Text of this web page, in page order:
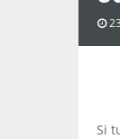
Si